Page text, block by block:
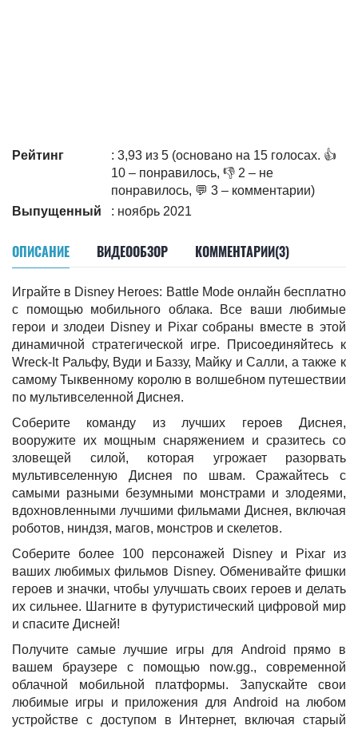
Рейтинг
: 3,93 из 5 (основано на 15 голосах. 👍
10 – понравилось, 👎 2 – не
понравилось, 💬 3 – комментарии)
Выпущенный
: ноябрь 2021
ОПИСАНИЕ ВИДЕООБЗОР КОММЕНТАРИИ(3)
Играйте в Disney Heroes: Battle Mode онлайн бесплатно
с помощью мобильного облака. Все ваши любимые
герои и злодеи Disney и Pixar собраны вместе в этой
динамичной стратегической игре. Присоединяйтесь к
Wreck-It Ральфу, Вуди и Баззу, Майку и Салли, а также к
самому Тыквенному королю в волшебном путешествии
по мультивселенной Диснея.
Соберите команду из лучших героев Диснея,
вооружите их мощным снаряжением и сразитесь со
зловещей силой, которая угрожает разорвать
мультивселенную Диснея по швам. Сражайтесь с
самыми разными безумными монстрами и злодеями,
вдохновленными лучшими фильмами Диснея, включая
роботов, ниндзя, магов, монстров и скелетов.
Соберите более 100 персонажей Disney и Pixar из
ваших любимых фильмов Disney. Обменивайте фишки
героев и значки, чтобы улучшать своих героев и делать
их сильнее. Шагните в футуристический цифровой мир
и спасите Дисней!
Получите самые лучшие игры для Android прямо в
вашем браузере с помощью now.gg., современной
облачной мобильной платформы. Запускайте свои
любимые игры и приложения для Android на любом
устройстве с доступом в Интернет, включая старый